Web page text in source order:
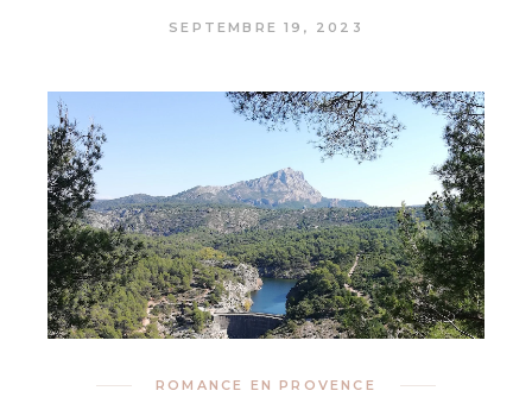
SEPTEMBRE 19, 2023
ROMANCE EN PROVENCE